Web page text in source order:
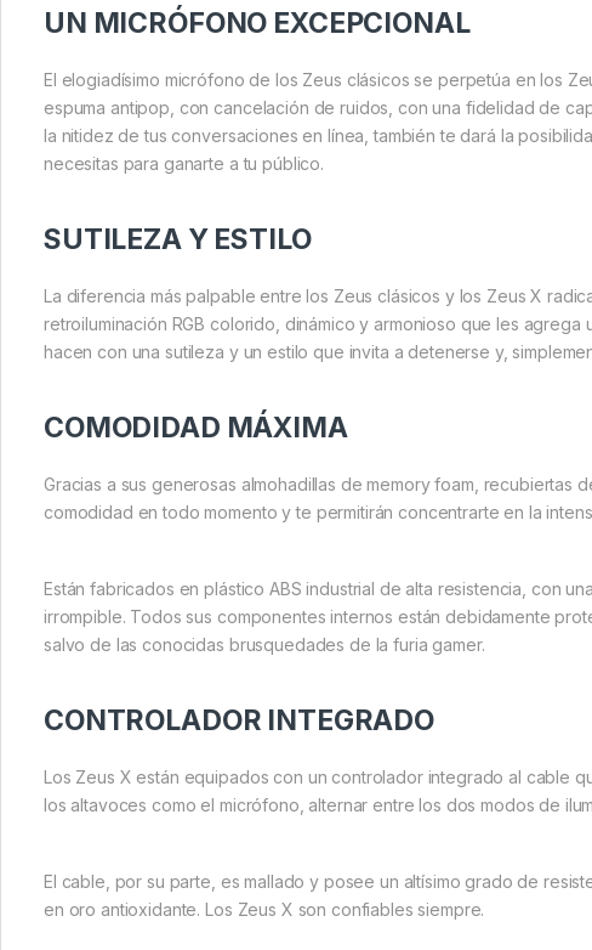
UN MICRÓFONO EXCEPCIONAL
El elogiadísimo micrófono de los Zeus clásicos se perpetúa en los
espuma antipop, con cancelación de ruidos, con una fidelidad de
la nitidez de tus conversaciones en línea, también te dará la
necesitas para ganarte a tu público.
SUTILEZA Y ESTILO
La diferencia más palpable entre los Zeus clásicos y los Zeus X
retroiluminación RGB colorido, dinámico y armonioso que les agrega
hacen con una sutileza y un estilo que invita a detenerse y,
COMODIDAD MÁXIMA
Gracias a sus generosas almohadillas de memory foam, recubiertas
comodidad en todo momento y te permitirán concentrarte en la
Están fabricados en plástico ABS industrial de alta resistencia, con
irrompible. Todos sus componentes internos están debidamente
salvo de las conocidas brusquedades de la furia gamer.
CONTROLADOR INTEGRADO
Los Zeus X están equipados con un controlador integrado al cable
los altavoces como el micrófono, alternar entre los dos modos de
El cable, por su parte, es mallado y posee un altísimo grado de
en oro antioxidante. Los Zeus X son confiables siempre.